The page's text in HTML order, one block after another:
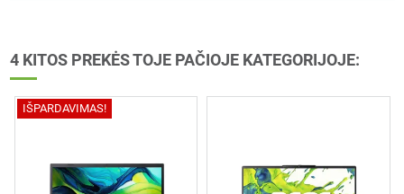
4 KITOS PREKĖS TOJE PAČIOJE KATEGORIJOJE:
IŠPARDAVIMAS!